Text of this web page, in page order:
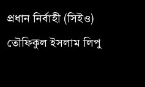
প্রধান নির্বাহী (সিইও)
তৌফিকুল ইসলাম লিপু